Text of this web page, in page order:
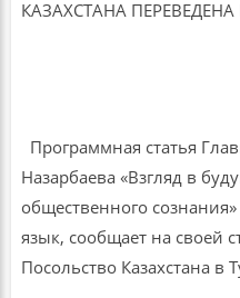
Программная статья
Назарбаева «Взгляд в
общественного
язык, сообщает на своей
Посольство Казахстана в